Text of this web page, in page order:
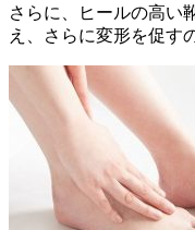
さらに、ヒールの高い
え、さらに変形を促す